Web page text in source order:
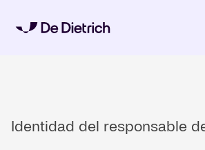
Identidad del responsable